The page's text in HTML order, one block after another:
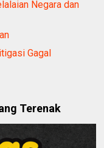
Negara dan
Gagal
Terenak